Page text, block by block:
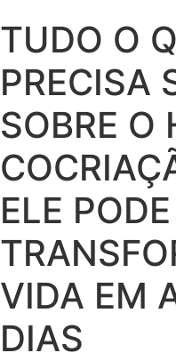
TUDO O
PRECISA
SOBRE O
ELE PODE
VIDA EM
DIAS